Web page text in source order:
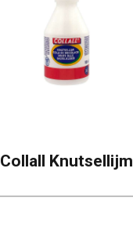
Collall Knutsellijm